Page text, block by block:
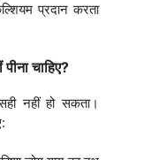
प्रदान करता
चाहिए?
नहीं हो सकता।